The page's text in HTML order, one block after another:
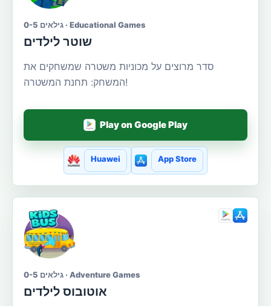
גילאים 0-5 · Educational Games
שוטר לילדים
סדר מרוצים על מכוניות משטרה שמשחקים את
המשחק: תחנת המשטרה!
Play on Google Play
Huawei App Store
גילאים 0-5 · Adventure Games
אוטובוס לילדים